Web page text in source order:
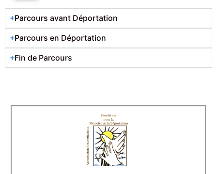
Parcours avant Déportation
Parcours en Déportation
Fin de Parcours